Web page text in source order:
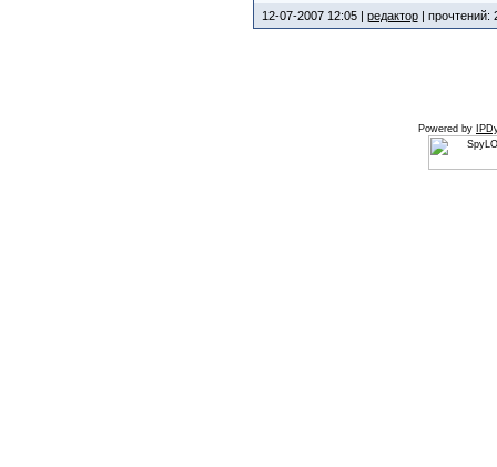
12-07-2007 12:05 | редактор| прочтений:
Powered by